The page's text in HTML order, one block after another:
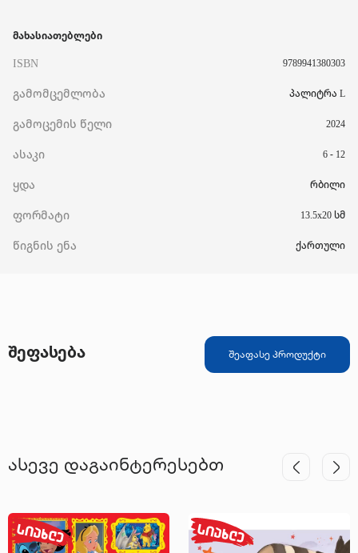
მახასიათებლები
ISBN 9789941380303
გამომცემლობა პალიტრა L
გამოცემის წელი 2024
ასაკი 6 - 12
ყდა რბილი
ფორმატი 13.5x20 სმ
წიგნის ენა ქართული
შეფასება შეაფასე პროდუქტი
ასევე დაგაინტერესებთ